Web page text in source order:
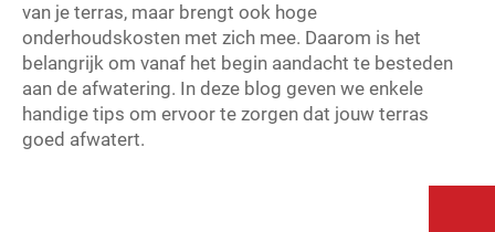
van je terras, maar brengt ook hoge
onderhoudskosten met zich mee. Daarom is het
belangrijk om vanaf het begin aandacht te besteden
aan de afwatering. In deze blog geven we enkele
handige tips om ervoor te zorgen dat jouw terras
goed afwatert.